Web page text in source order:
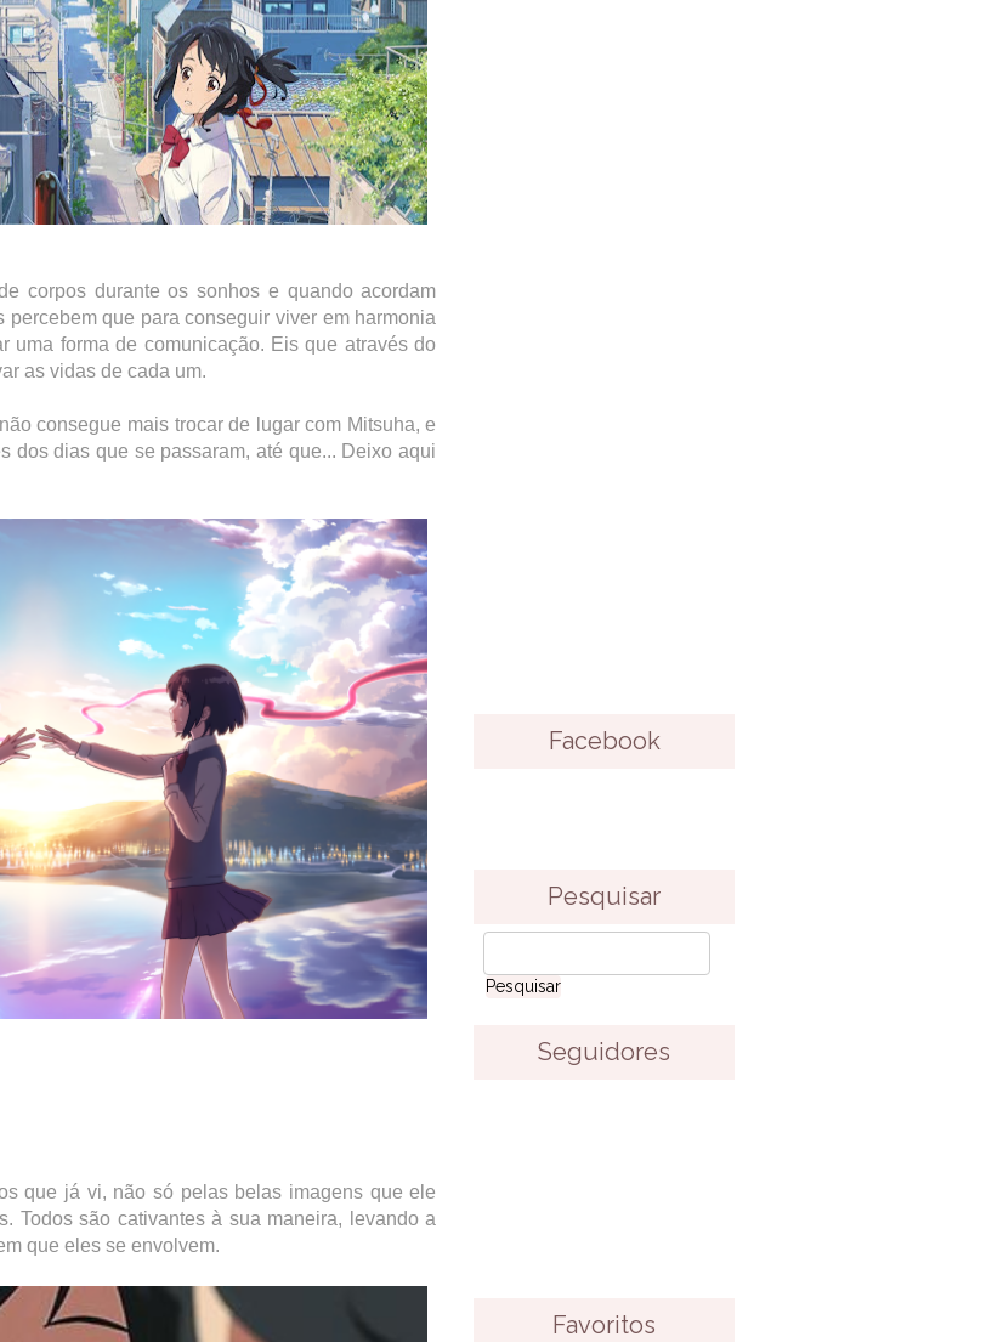
corpos durante os sonhos e quando acordam
que para conseguir viver em harmonia
uma forma de comunicação. Eis que através do
as vidas de cada um.
consegue mais trocar de lugar com Mitsuha, e
dos dias que se passaram, até que... Deixo aqui
que já vi, não só pelas belas imagens que ele
Todos são cativantes à sua maneira, levando a
que eles se envolvem.
Facebook
Pesquisar
Seguidores
Favoritos